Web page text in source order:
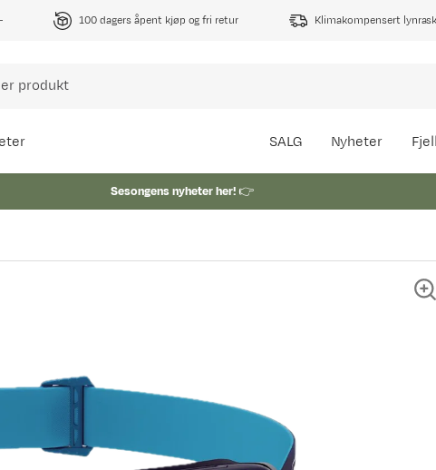
100 dagers åpent kjøp og fri retur Klimakompensert
SALG Nyheter
Sesongens nyheter her!👉